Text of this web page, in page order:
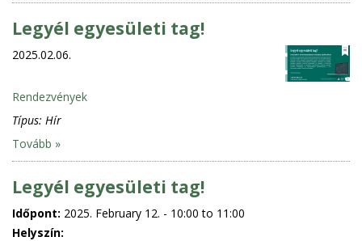
Legyél egyesületi tag!
2025.02.06.
Rendezvények
Típus: Hír
Tovább »
Legyél egyesületi tag!
Időpont: 2025. February 12. - 10:00 to 11:00
Helyszín: